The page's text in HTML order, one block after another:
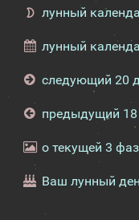
лунный
лунный
следующий 20
предыдущий
о текущей 3
Ваш лунный